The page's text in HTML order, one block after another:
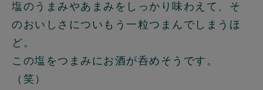
塩のうまみやあまみをしっかり味わえて、そ
のおいしさについもう一粒つまんでしまうほ
ど。
この塩をつまみにお酒が呑めそうです。
（笑）